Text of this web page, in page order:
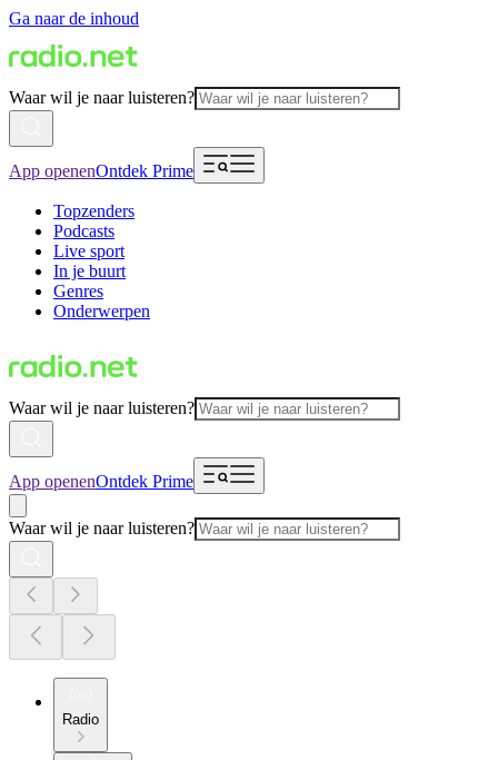
Ga naar de inhoud
Waar wil je naar luisteren?
App openenOntdek Prime
Topzenders
Podcasts
Live sport
In je buurt
Genres
Onderwerpen
Waar wil je naar luisteren?
App openenOntdek Prime
Waar wil je naar luisteren?
Radio